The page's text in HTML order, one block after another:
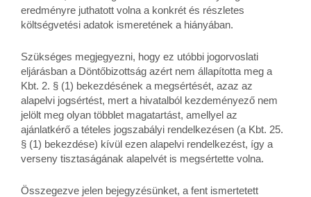
eredményre juthatott volna a konkrét és részletes
költségvetési adatok ismeretének a hiányában.
Szükséges megjegyezni, hogy ez utóbbi jogorvoslati
eljárásban a Döntőbizottság azért nem állapította meg a
Kbt. 2. § (1) bekezdésének a megsértését, azaz az
alapelvi jogsértést, mert a hivatalból kezdeményező nem
jelölt meg olyan többlet magatartást, amellyel az
ajánlatkérő a tételes jogszabályi rendelkezésen (a Kbt. 25.
§ (1) bekezdése) kívül ezen alapelvi rendelkezést, így a
verseny tisztaságának alapelvét is megsértette volna.
Összegezve jelen bejegyzésünket, a fent ismertetett